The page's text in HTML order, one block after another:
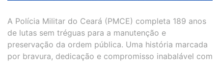
A Polícia Militar do Ceará (PMCE) completa 189 anos
de lutas sem tréguas para a manutenção e
preservação da ordem pública. Uma história marcada
por bravura, dedicação e compromisso inabalável com